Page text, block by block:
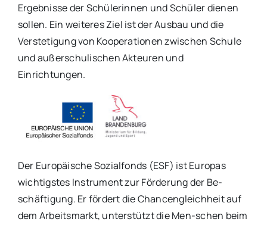
Ergebnisse der Schülerinnen und Schüler dienen
sollen. Ein weiteres Ziel ist der Ausbau und die
Verstetigung von Kooperationen zwischen Schule
und außerschulischen Akteuren und
Einrichtungen.
Der Europäische Sozialfonds (ESF) ist Europas
wichtigstes Instrument zur Förderung der Be-
schäftigung. Er fördert die Chancengleichheit auf
dem Arbeitsmarkt, unterstützt die Men-schen beim